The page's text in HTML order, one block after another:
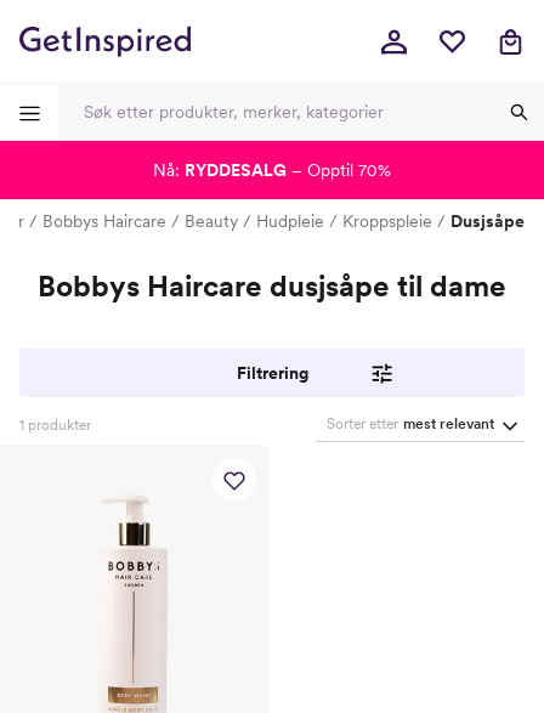
Bobbys Haircare Beauty Hudpleie Kroppspleie Dusjsåpe
Bobbys Haircare dusjsåpe til dame
Filtrering
1 produkter Sorter etter mest relevant
Nå: RYDDESALG – Opptil 70%
-
-
-
-